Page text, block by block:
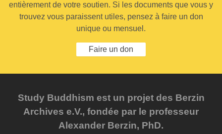
entièrement de votre soutien. Si les documents que vous y
trouvez vous paraissent utiles, pensez à faire un don
unique ou mensuel.
Faire un don
Study Buddhism est un projet des Berzin
Archives e.V., fondée par le professeur
Alexander Berzin, PhD.